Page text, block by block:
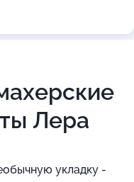
Лера
укладку -